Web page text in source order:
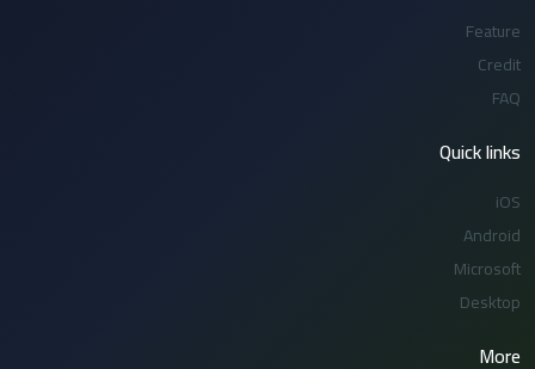
Feature
Credit
FAQ
Quick links
iOS
Android
Microsoft
Desktop
More